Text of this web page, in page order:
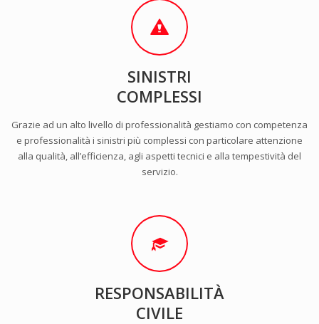
SINISTRI
COMPLESSI
Grazie ad un alto livello di professionalità gestiamo con competenza
e professionalità i sinistri più complessi con particolare attenzione
alla qualità, all’efficienza, agli aspetti tecnici e alla tempestività del
servizio.
RESPONSABILITÀ
CIVILE